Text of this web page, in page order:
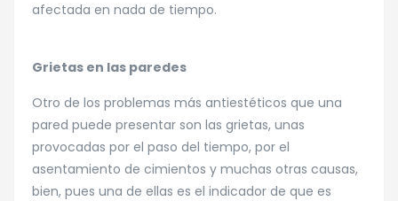
afectada en nada de tiempo.
Grietas en las paredes
Otro de los problemas más antiestéticos que una
pared puede presentar son las grietas, unas
provocadas por el paso del tiempo, por el
asentamiento de cimientos y muchas otras causas,
bien, pues una de ellas es el indicador de que es